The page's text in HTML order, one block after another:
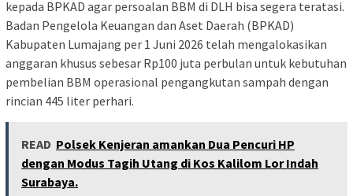
kepada BPKAD agar persoalan BBM di DLH bisa segera teratasi.
Badan Pengelola Keuangan dan Aset Daerah (BPKAD)
Kabupaten Lumajang per 1 Juni 2026 telah mengalokasikan
anggaran khusus sebesar Rp100 juta perbulan untuk kebutuhan
pembelian BBM operasional pengangkutan sampah dengan
rincian 445 liter perhari.
READ Polsek Kenjeran amankan Dua Pencuri HP
dengan Modus Tagih Utang di Kos Kalilom Lor Indah
Surabaya.